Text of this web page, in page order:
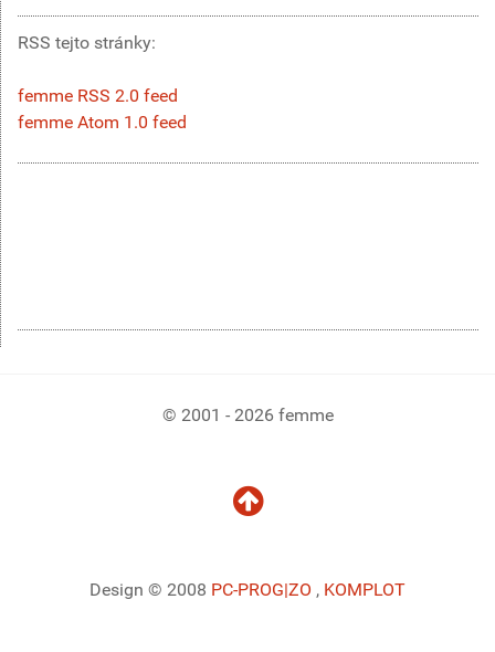
RSS tejto stránky:
femme RSS 2.0 feed
femme Atom 1.0 feed
© 2001 - 2026 femme
Design © 2008 PC-PROG|ZO , KOMPLOT